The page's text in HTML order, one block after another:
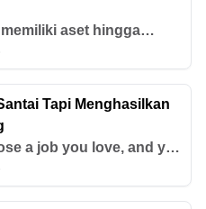
aset hingga
pasif dengan lima
cocok dengan gaya
Cari tahu lebih jelas di
Tapi Menghasilkan
a job you love, and you
to work a day in your
Orang cerdas,